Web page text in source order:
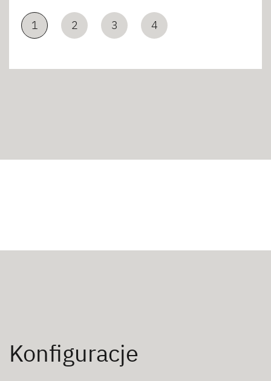
1 2 3 4
Konfiguracje